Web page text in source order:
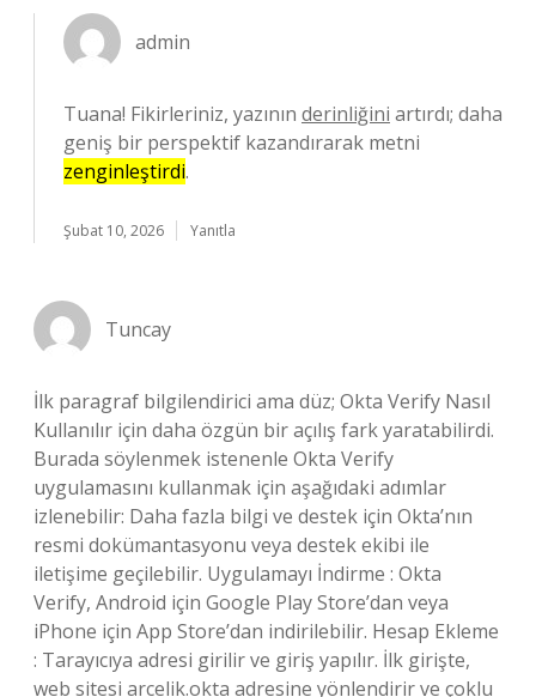
admin
Tuana! Fikirleriniz, yazının derinliğini artırdı; daha
geniş bir perspektif kazandırarak metni
zenginleştirdi.
Şubat 10, 2026 Yanıtla
Tuncay
İlk paragraf bilgilendirici ama düz; Okta Verify Nasıl
Kullanılır için daha özgün bir açılış fark yaratabilirdi.
Burada söylenmek istenenle Okta Verify
uygulamasını kullanmak için aşağıdaki adımlar
izlenebilir: Daha fazla bilgi ve destek için Okta’nın
resmi dokümantasyonu veya destek ekibi ile
iletişime geçilebilir. Uygulamayı İndirme : Okta
Verify, Android için Google Play Store’dan veya
iPhone için App Store’dan indirilebilir. Hesap Ekleme
: Tarayıcıya adresi girilir ve giriş yapılır. İlk girişte,
web sitesi arcelik.okta adresine yönlendirir ve çoklu